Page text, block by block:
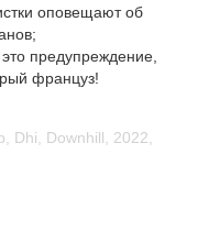
оповещают об
это предупреждение,
француз!
Dhi Downhill 2022